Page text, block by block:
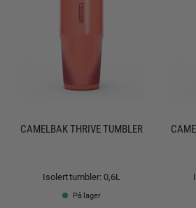
CAMELBAK THRIVE TUMBLER
Isolert tumbler: 0,6L
På lager